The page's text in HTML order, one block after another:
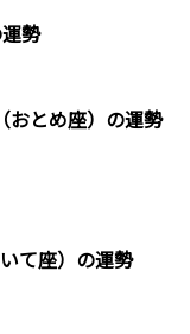
勢
おとめ座）の運勢
て座）の運勢